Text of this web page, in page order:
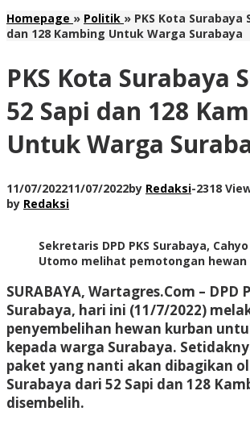
Homepage » Politik » PKS Kota Surabaya
dan 128 Kambing Untuk Warga Surabaya
PKS Kota Surabaya
52 Sapi dan 128
Untuk Warga
11/07/202211/07/2022by Redaksi-2318
by Redaksi
Sekretaris DPD PKS Surabaya,
Utomo melihat pemotongan hewan
SURABAYA, Wartagres.Com – DPD
Surabaya, hari ini (11/7/2022)
penyembelihan hewan kurban
kepada warga Surabaya.
paket yang nanti akan dibagikan
Surabaya dari 52 Sapi dan 128
disembelih.